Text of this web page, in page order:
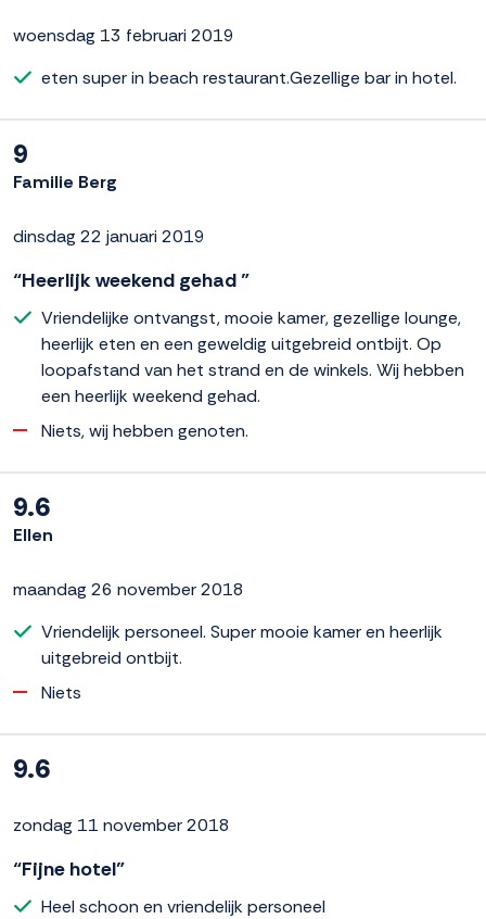
woensdag 13 februari 2019
eten super in beach restaurant.Gezellige bar in hotel.
9
Familie Berg
dinsdag 22 januari 2019
“Heerlijk weekend gehad ”
Vriendelijke ontvangst, mooie kamer, gezellige lounge,
heerlijk eten en een geweldig uitgebreid ontbijt. Op
loopafstand van het strand en de winkels. Wij hebben
een heerlijk weekend gehad.
Niets, wij hebben genoten.
9.6
Ellen
maandag 26 november 2018
Vriendelijk personeel. Super mooie kamer en heerlijk
uitgebreid ontbijt.
Niets
9.6
zondag 11 november 2018
“Fijne hotel”
Heel schoon en vriendelijk personeel